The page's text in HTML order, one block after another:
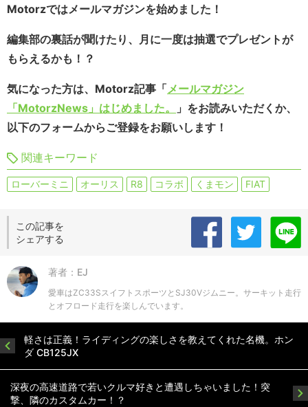
Motorzではメールマガジンを始めました！
編集部の裏話が聞けたり、月に一度は抽選でプレゼントが
もらえるかも！？
気になった方は、Motorz記事「メールマガジン
「MotorzNews」はじめました。
」をお読みいただくか、
以下のフォームからご登録をお願いします！
関連キーワード
ローバーミニ オーリス R8 コラボ くまモン FIAT
この記事を
シェアする
著者：EJ
愛車はZC33SスイフトスポーツとSJ30Vジムニー。サーキット走行
とオフロード走行を楽しんでいます。
軽さは正義！ライディングの楽しさを教えてくれた名機。ホン
ダ CB125JX
深夜の高速道路で若いクルマ好きと遭遇しちゃいました！突
撃、隣のカスタムカー！？